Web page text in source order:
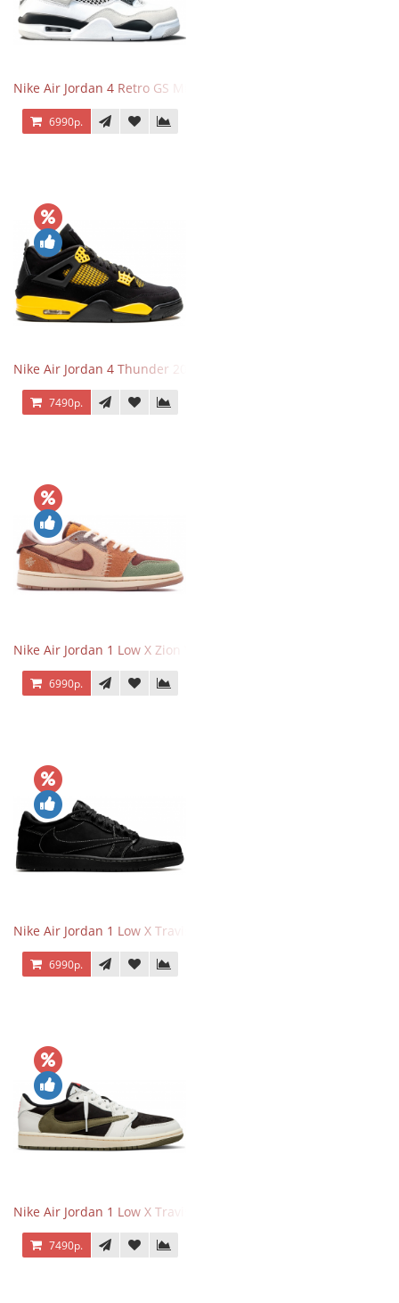
Nike Air Jordan 4 Retro GS Military Black
6990р.
Nike Air Jordan 4 Thunder 2023
7490р.
Nike Air Jordan 1 Low X Zion Williamson Voodoo
6990р.
Nike Air Jordan 1 Low X Travis Scott Black Phantom
6990р.
Nike Air Jordan 1 Low X Travis Scott Olive
7490р.